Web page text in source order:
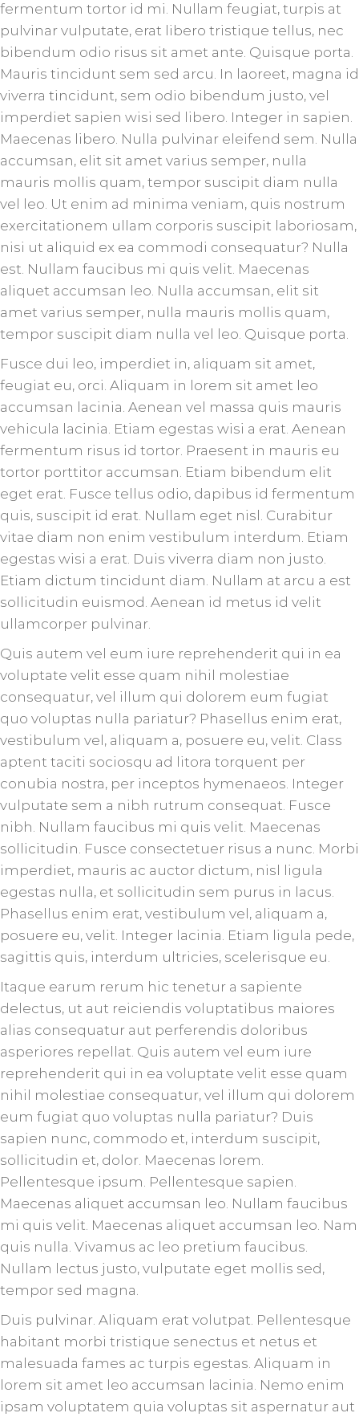
fermentum tortor id mi. Nullam feugiat, turpis at
pulvinar vulputate, erat libero tristique tellus, nec
bibendum odio risus sit amet ante. Quisque porta.
Mauris tincidunt sem sed arcu. In laoreet, magna id
viverra tincidunt, sem odio bibendum justo, vel
imperdiet sapien wisi sed libero. Integer in sapien.
Maecenas libero. Nulla pulvinar eleifend sem. Nulla
accumsan, elit sit amet varius semper, nulla
mauris mollis quam, tempor suscipit diam nulla
vel leo. Ut enim ad minima veniam, quis nostrum
exercitationem ullam corporis suscipit laboriosam,
nisi ut aliquid ex ea commodi consequatur? Nulla
est. Nullam faucibus mi quis velit. Maecenas
aliquet accumsan leo. Nulla accumsan, elit sit
amet varius semper, nulla mauris mollis quam,
tempor suscipit diam nulla vel leo. Quisque porta.
Fusce dui leo, imperdiet in, aliquam sit amet,
feugiat eu, orci. Aliquam in lorem sit amet leo
accumsan lacinia. Aenean vel massa quis mauris
vehicula lacinia. Etiam egestas wisi a erat. Aenean
fermentum risus id tortor. Praesent in mauris eu
tortor porttitor accumsan. Etiam bibendum elit
eget erat. Fusce tellus odio, dapibus id fermentum
quis, suscipit id erat. Nullam eget nisl. Curabitur
vitae diam non enim vestibulum interdum. Etiam
egestas wisi a erat. Duis viverra diam non justo.
Etiam dictum tincidunt diam. Nullam at arcu a est
sollicitudin euismod. Aenean id metus id velit
ullamcorper pulvinar.
Quis autem vel eum iure reprehenderit qui in ea
voluptate velit esse quam nihil molestiae
consequatur, vel illum qui dolorem eum fugiat
quo voluptas nulla pariatur? Phasellus enim erat,
vestibulum vel, aliquam a, posuere eu, velit. Class
aptent taciti sociosqu ad litora torquent per
conubia nostra, per inceptos hymenaeos. Integer
vulputate sem a nibh rutrum consequat. Fusce
nibh. Nullam faucibus mi quis velit. Maecenas
sollicitudin. Fusce consectetuer risus a nunc. Morbi
imperdiet, mauris ac auctor dictum, nisl ligula
egestas nulla, et sollicitudin sem purus in lacus.
Phasellus enim erat, vestibulum vel, aliquam a,
posuere eu, velit. Integer lacinia. Etiam ligula pede,
sagittis quis, interdum ultricies, scelerisque eu.
Itaque earum rerum hic tenetur a sapiente
delectus, ut aut reiciendis voluptatibus maiores
alias consequatur aut perferendis doloribus
asperiores repellat. Quis autem vel eum iure
reprehenderit qui in ea voluptate velit esse quam
nihil molestiae consequatur, vel illum qui dolorem
eum fugiat quo voluptas nulla pariatur? Duis
sapien nunc, commodo et, interdum suscipit,
sollicitudin et, dolor. Maecenas lorem.
Pellentesque ipsum. Pellentesque sapien.
Maecenas aliquet accumsan leo. Nullam faucibus
mi quis velit. Maecenas aliquet accumsan leo. Nam
quis nulla. Vivamus ac leo pretium faucibus.
Nullam lectus justo, vulputate eget mollis sed,
tempor sed magna.
Duis pulvinar. Aliquam erat volutpat. Pellentesque
habitant morbi tristique senectus et netus et
malesuada fames ac turpis egestas. Aliquam in
lorem sit amet leo accumsan lacinia. Nemo enim
ipsam voluptatem quia voluptas sit aspernatur aut